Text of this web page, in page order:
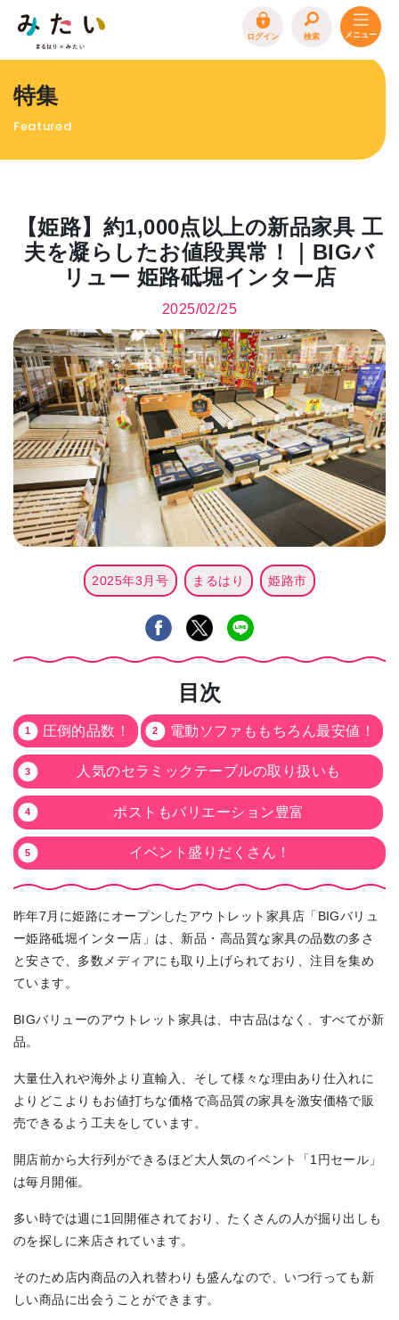
ログイン 検索
特集
エリア特集
まるはり×みたい お問合わせ イベント情報募集
プライバシーポリシー
FAQ
特集
Featured
【姫路】約1,000点以上の新品家具 工
夫を凝らしたお値段異常！｜BIGバ
リュー 姫路砥堀インター店
2025/02/25
2025年3月号 まるはり 姫路市
目次
圧倒的品数！ 電動ソファももちろん最安値！
人気のセラミックテーブルの取り扱いも
ポストもバリエーション豊富
イベント盛りだくさん！
昨年7月に姫路にオープンしたアウトレット家具店「BIGバリュ
ー姫路砥堀インター店」は、新品・高品質な家具の品数の多さ
と安さで、多数メディアにも取り上げられており、注目を集め
ています。
BIGバリューのアウトレット家具は、中古品はなく、すべてが新
品。
大量仕入れや海外より直輸入、そして様々な理由あり仕入れに
よりどこよりもお値打ちな価格で高品質の家具を激安価格で販
売できるよう工夫をしています。
開店前から大行列ができるほど大人気のイベント「1円セール」
は毎月開催。
多い時では週に1回開催されており、たくさんの人が掘り出しも
のを探しに来店されています。
そのため店内商品の入れ替わりも盛んなので、いつ行っても新
しい商品に出会うことができます。